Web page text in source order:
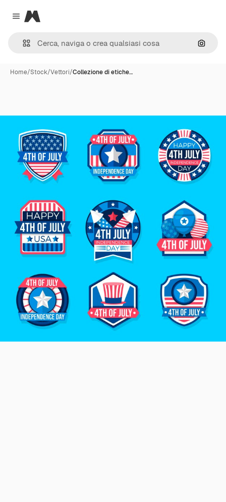
Close menu
Magnific
Cerca
Home/Stock/Vettori/Collezione di etiche…